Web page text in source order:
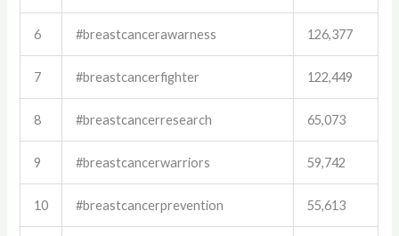
6 #breastcancerawarness 126,377
7 #breastcancerfighter 122,449
8 #breastcancerresearch 65,073
9 #breastcancerwarriors 59,742
10 #breastcancerprevention 55,613